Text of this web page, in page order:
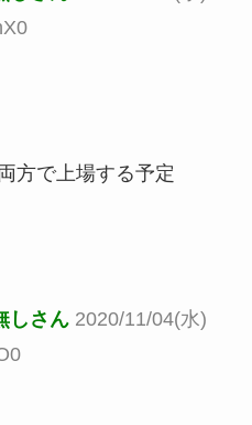
方で上場する予定
しさん 2020/11/04(水)